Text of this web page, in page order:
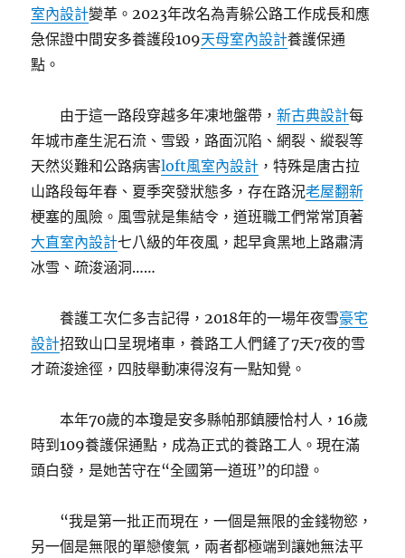
室內設計變革。2023年改名為青躲公路工作成長和應
急保證中間安多養護段109天母室內設計養護保通
點。
由于這一路段穿越多年凍地盤帶，新古典設計每
年城市產生泥石流、雪毀，路面沉陷、網裂、縱裂等
天然災難和公路病害loft風室內設計 ，特殊是唐古拉
山路段每年春、夏季突發狀態多，存在路況老屋翻新
梗塞的風險。風雪就是集結令，道班職工們常常頂著
大直室內設計七八級的年夜風，起早貪黑地上路肅清
冰雪、疏浚涵洞……
養護工次仁多吉記得，2018年的一場年夜雪豪宅
設計招致山口呈現堵車，養路工人們鏟了7天7夜的雪
才疏浚途徑，四肢舉動凍得沒有一點知覺。
本年70歲的本瓊是安多縣帕那鎮腰恰村人，16歲
時到109養護保通點，成為正式的養路工人。現在滿
頭白發，是她苦守在“全國第一道班”的印證。
“我是第一批正而現在，一個是無限的金錢物慾，
另一個是無限的單戀傻氣，兩者都極端到讓她無法平